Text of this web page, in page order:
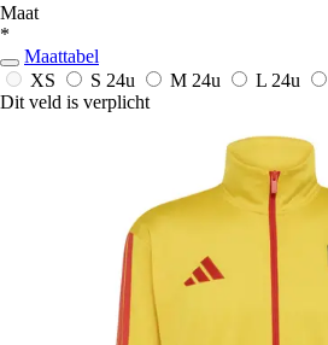
Maat
*
Maattabel
XS
S 24u M 24u L 24u
Dit veld is verplicht